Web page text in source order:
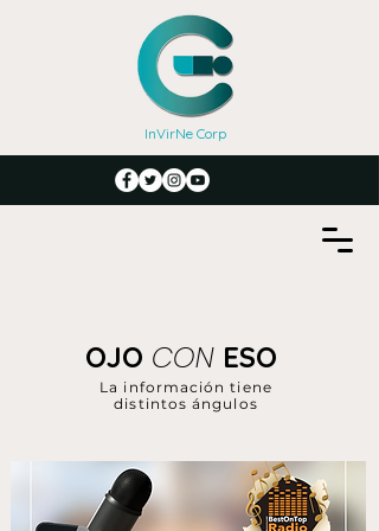
InVirNe Corp
La información tiene
distintos ángulos
OJO CON ESO